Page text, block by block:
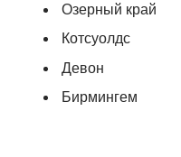
Озерный край
Котсуолдс
Девон
Бирмингем